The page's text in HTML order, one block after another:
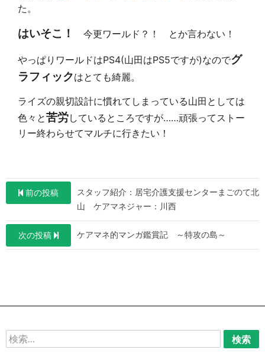
た。
はいそこ！ 今更ワールド？！ とか言わない！
やっぱりワールドはPS4(山田はPS5ですが)なのでグ
ラフィックはとても綺麗。
ライズの親切設計に慣れてしまっている山田としては
色々と苦労しているところですが……頑張ってストー
リー終わらせてマルチに行きたい！
投
稿
ナ
ビ
シ
ン
前の投稿
スタッフ紹介：居宅介護支援センターまごのて北
山 ケアマネジャー：川西
次の投稿 ケアマネ的マンガ鑑賞記 ～特攻の島～
検
索: